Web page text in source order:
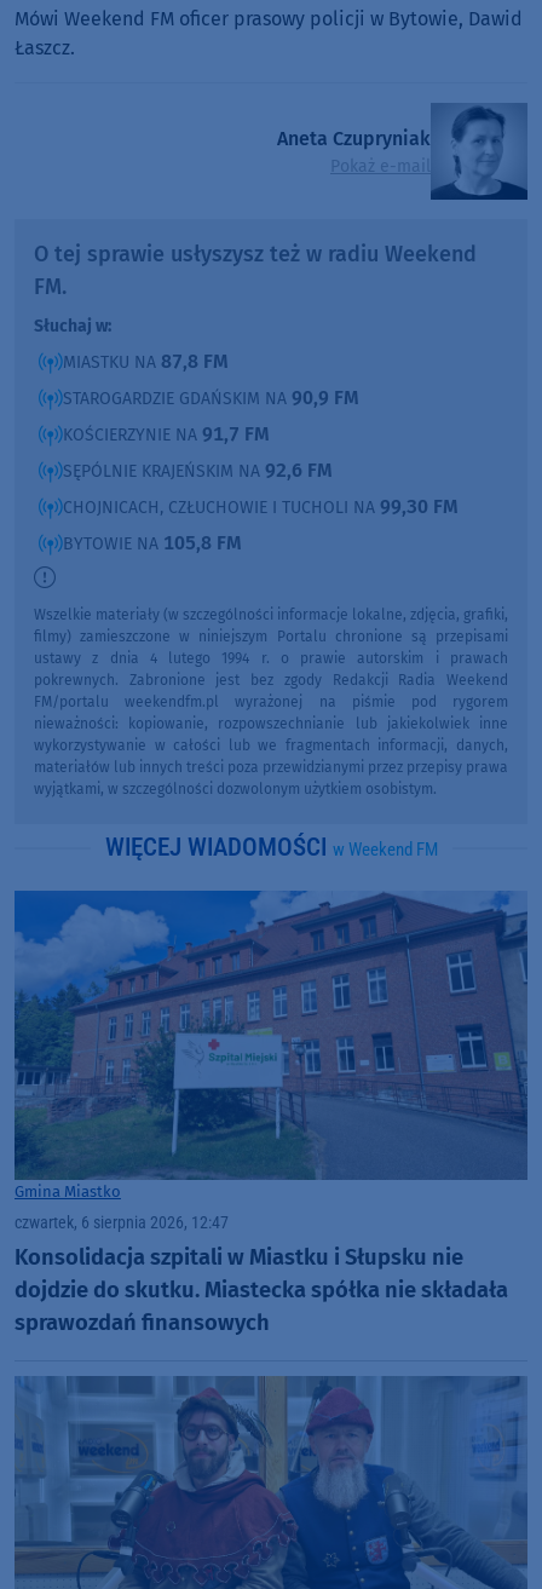
Mówi Weekend FM oficer prasowy policji w Bytowie, Dawid
Łaszcz.
Aneta Czupryniak
Pokaż e-mail
O tej sprawie usłyszysz też w radiu Weekend
FM.
Słuchaj w:
MIASTKU NA 87,8 FM
STAROGARDZIE GDAŃSKIM NA 90,9 FM
KOŚCIERZYNIE NA 91,7 FM
SĘPÓLNIE KRAJEŃSKIM NA 92,6 FM
CHOJNICACH, CZŁUCHOWIE I TUCHOLI NA 99,30 FM
BYTOWIE NA 105,8 FM
Wszelkie materiały (w szczególności informacje lokalne, zdjęcia, grafiki,
filmy) zamieszczone w niniejszym Portalu chronione są przepisami
ustawy z dnia 4 lutego 1994 r. o prawie autorskim i prawach
pokrewnych. Zabronione jest bez zgody Redakcji Radia Weekend
FM/portalu weekendfm.pl wyrażonej na piśmie pod rygorem
nieważności: kopiowanie, rozpowszechnianie lub jakiekolwiek inne
wykorzystywanie w całości lub we fragmentach informacji, danych,
materiałów lub innych treści poza przewidzianymi przez przepisy prawa
wyjątkami, w szczególności dozwolonym użytkiem osobistym.
WIĘCEJ WIADOMOŚCI w Weekend FM
Gmina Miastko
czwartek, 6 sierpnia 2026, 12:47
Konsolidacja szpitali w Miastku i Słupsku nie
dojdzie do skutku. Miastecka spółka nie składała
sprawozdań finansowych